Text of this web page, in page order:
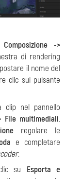
Composizione ->
di rendering
il nome del
clic sul pulsante
clip nel pannello
File multimediali.
regolare le
e completare
.
su Esporta e